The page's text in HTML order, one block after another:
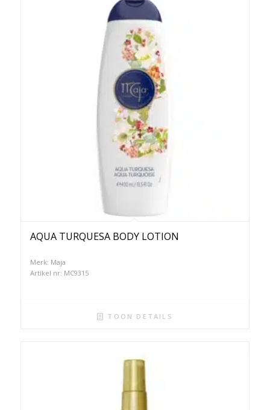
AQUA TURQUESA BODY LOTION
Merk: Maja
Artikel nr: MC9315
TOON DETAILS